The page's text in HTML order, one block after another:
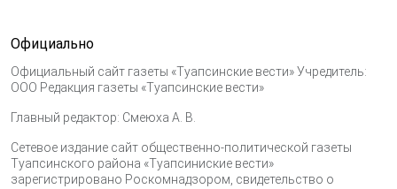
Официально
Официальный сайт газеты «Туапсинские вести» Учредитель:
ООО Редакция газеты «Туапсинские вести»
Главный редактор: Смеюха А. В.
Сетевое издание сайт общественно-политической газеты
Туапсинского района «Туапсиниские вести»
зарегистрировано Роскомнадзором, свидетельство о